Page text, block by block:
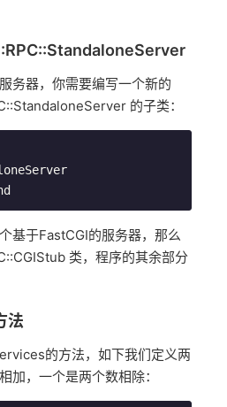
务器，你需要编写一个新的
的子类：
基于FastCGI的服务器，那么
类，程序的其余部分
法
的方法，如下我们定义两
加，一个是两个数相除：